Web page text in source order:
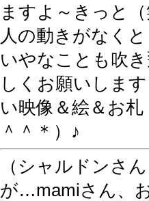
ますよ～きっと
人の動きがなく
いやなことも吹
しくお願いしま
い映像＆絵＆お
＾＾＊）♪
（シャルドンさ
が…mamiさん、